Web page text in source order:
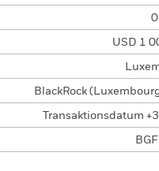
USD 1
BlackRock
Transaktionsdatum